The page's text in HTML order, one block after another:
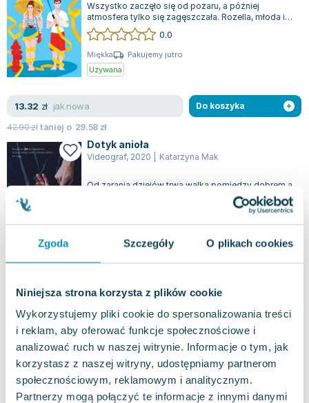
Zgoda Szczegóły O plikach cookies
Niniejsza strona korzysta z plików cookie
Wykorzystujemy pliki cookie do spersonalizowania treści
i reklam, aby oferować funkcje społecznościowe i
analizować ruch w naszej witrynie. Informacje o tym, jak
korzystasz z naszej witryny, udostępniamy partnerom
społecznościowym, reklamowym i analitycznym.
Partnerzy mogą połączyć te informacje z innymi danymi
Wszystko zaczęło się od pożaru, a później
atmosfera tylko się zagęszczała. Rozella, młoda i
ambitna dziennikarka, spędza ostatnie...
0.0
Miękka
Pakujemy jutro
Używana
13.32 zł jak nowa
42.90złtaniej o 29.58 zł
Do koszyka
Dotyk anioła
Videograf, 2020 Katarzyna Mak
Od zarania dziejów trwa walka pomiędzy dobrem a
złem, a siły przeciwne często się przyciągają. Co
Dotyk anioła
Videograf ,2020| Katarzyna Mak
Od wieków dobro i zło toczą odwieczny bój,
przyciągając się nawzajem w niekończącym się
tańcu przeciwieństw. Kiedy jednak na swoje...
1.0